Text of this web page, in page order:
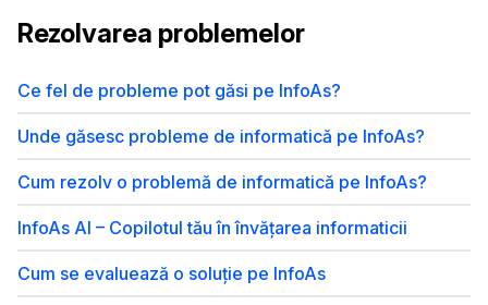
Rezolvarea problemelor
Ce fel de probleme pot găsi pe InfoAs?
Unde găsesc probleme de informatică pe InfoAs?
Cum rezolv o problemă de informatică pe InfoAs?
InfoAs AI – Copilotul tău în învățarea informaticii
Cum se evaluează o soluție pe InfoAs